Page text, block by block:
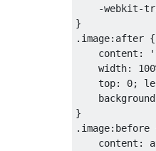
-webkit-
}
. image: after {
    content
:
    width
: 100
    top
: 0;
    background
}
. image: before
    content
: